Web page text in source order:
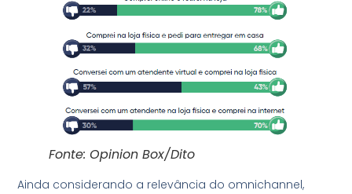
Fonte: Opinion Box/Dito
Ainda considerando a relevância do omnichannel,